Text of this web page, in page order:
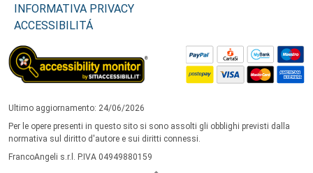
INFORMATIVA PRIVACY
ACCESSIBILITÁ
Ultimo aggiornamento: 24/06/2026
Per le opere presenti in questo sito si sono assolti gli obblighi previsti dalla
normativa sul diritto d'autore e sui diritti connessi.
FrancoAngeli s.r.l. P.IVA 04949880159